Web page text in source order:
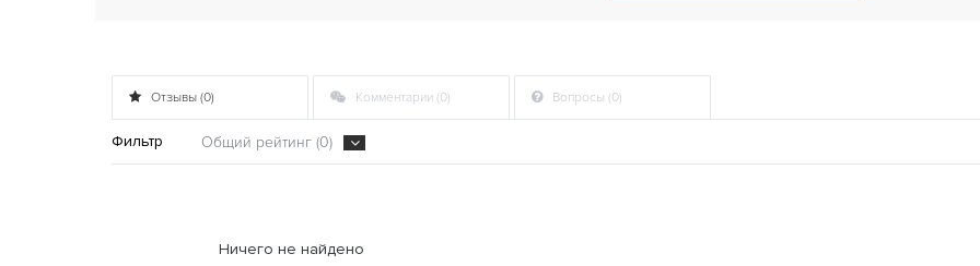
Отзывы (0) Комментарии (0) Вопросы (0)
Фильтр Общий рейтинг (0)
Ничего не найдено